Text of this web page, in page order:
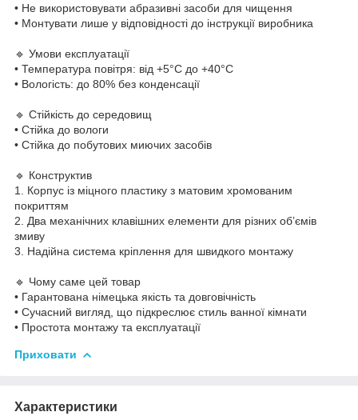
• Не використовувати абразивні засоби для чищення
• Монтувати лише у відповідності до інструкції виробника
🔹 Умови експлуатації
• Температура повітря: від +5°C до +40°C
• Вологість: до 80% без конденсації
🔹 Стійкість до середовищ
• Стійка до вологи
• Стійка до побутових миючих засобів
🔹 Конструктив
1. Корпус із міцного пластику з матовим хромованим
покриттям
2. Два механічних клавішних елементи для різних об’ємів
змиву
3. Надійна система кріплення для швидкого монтажу
🔹 Чому саме цей товар
• Гарантована німецька якість та довговічність
• Сучасний вигляд, що підкреслює стиль ванної кімнати
• Простота монтажу та експлуатації
Приховати
Характеристики